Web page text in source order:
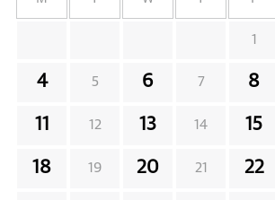
1
4 5 6 7 8
11 12 13 14 15
18 19 20 21 22